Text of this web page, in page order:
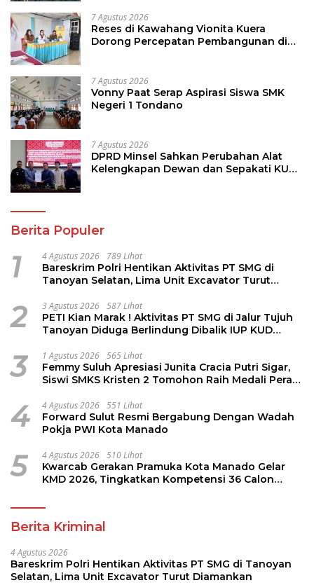
7 Agustus 2026
Reses di Kawahang Vionita Kuera
Dorong Percepatan Pembangunan di
7 Agustus 2026
Vonny Paat Serap Aspirasi Siswa SMK
Negeri 1 Tondano
7 Agustus 2026
DPRD Minsel Sahkan Perubahan Alat
Kelengkapan Dewan dan Sepakati KUA-
Berita Populer
1 4 Agustus 2026 789 Lihat
Bareskrim Polri Hentikan Aktivitas PT SMG di
Tanoyan Selatan, Lima Unit Excavator Turut
2 3 Agustus 2026 587 Lihat
PETI Kian Marak ! Aktivitas PT SMG di Jalur Tujuh
Tanoyan Diduga Berlindung Dibalik IUP KUD
3 1 Agustus 2026 565 Lihat
Femmy Suluh Apresiasi Junita Cracia Putri Sigar,
Siswi SMKS Kristen 2 Tomohon Raih Medali Perak
4 4 Agustus 2026 551 Lihat
Forward Sulut Resmi Bergabung Dengan Wadah
Pokja PWI Kota Manado
5 4 Agustus 2026 510 Lihat
Kwarcab Gerakan Pramuka Kota Manado Gelar
KMD 2026, Tingkatkan Kompetensi 36 Calon
Berita Kriminal
4 Agustus 2026
Bareskrim Polri Hentikan Aktivitas PT SMG di Tanoyan
Selatan, Lima Unit Excavator Turut Diamankan